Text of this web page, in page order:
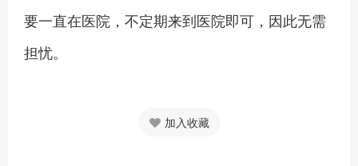
要一直在医院，不定期来到医院即可，因此无需
担忧。
加入收藏